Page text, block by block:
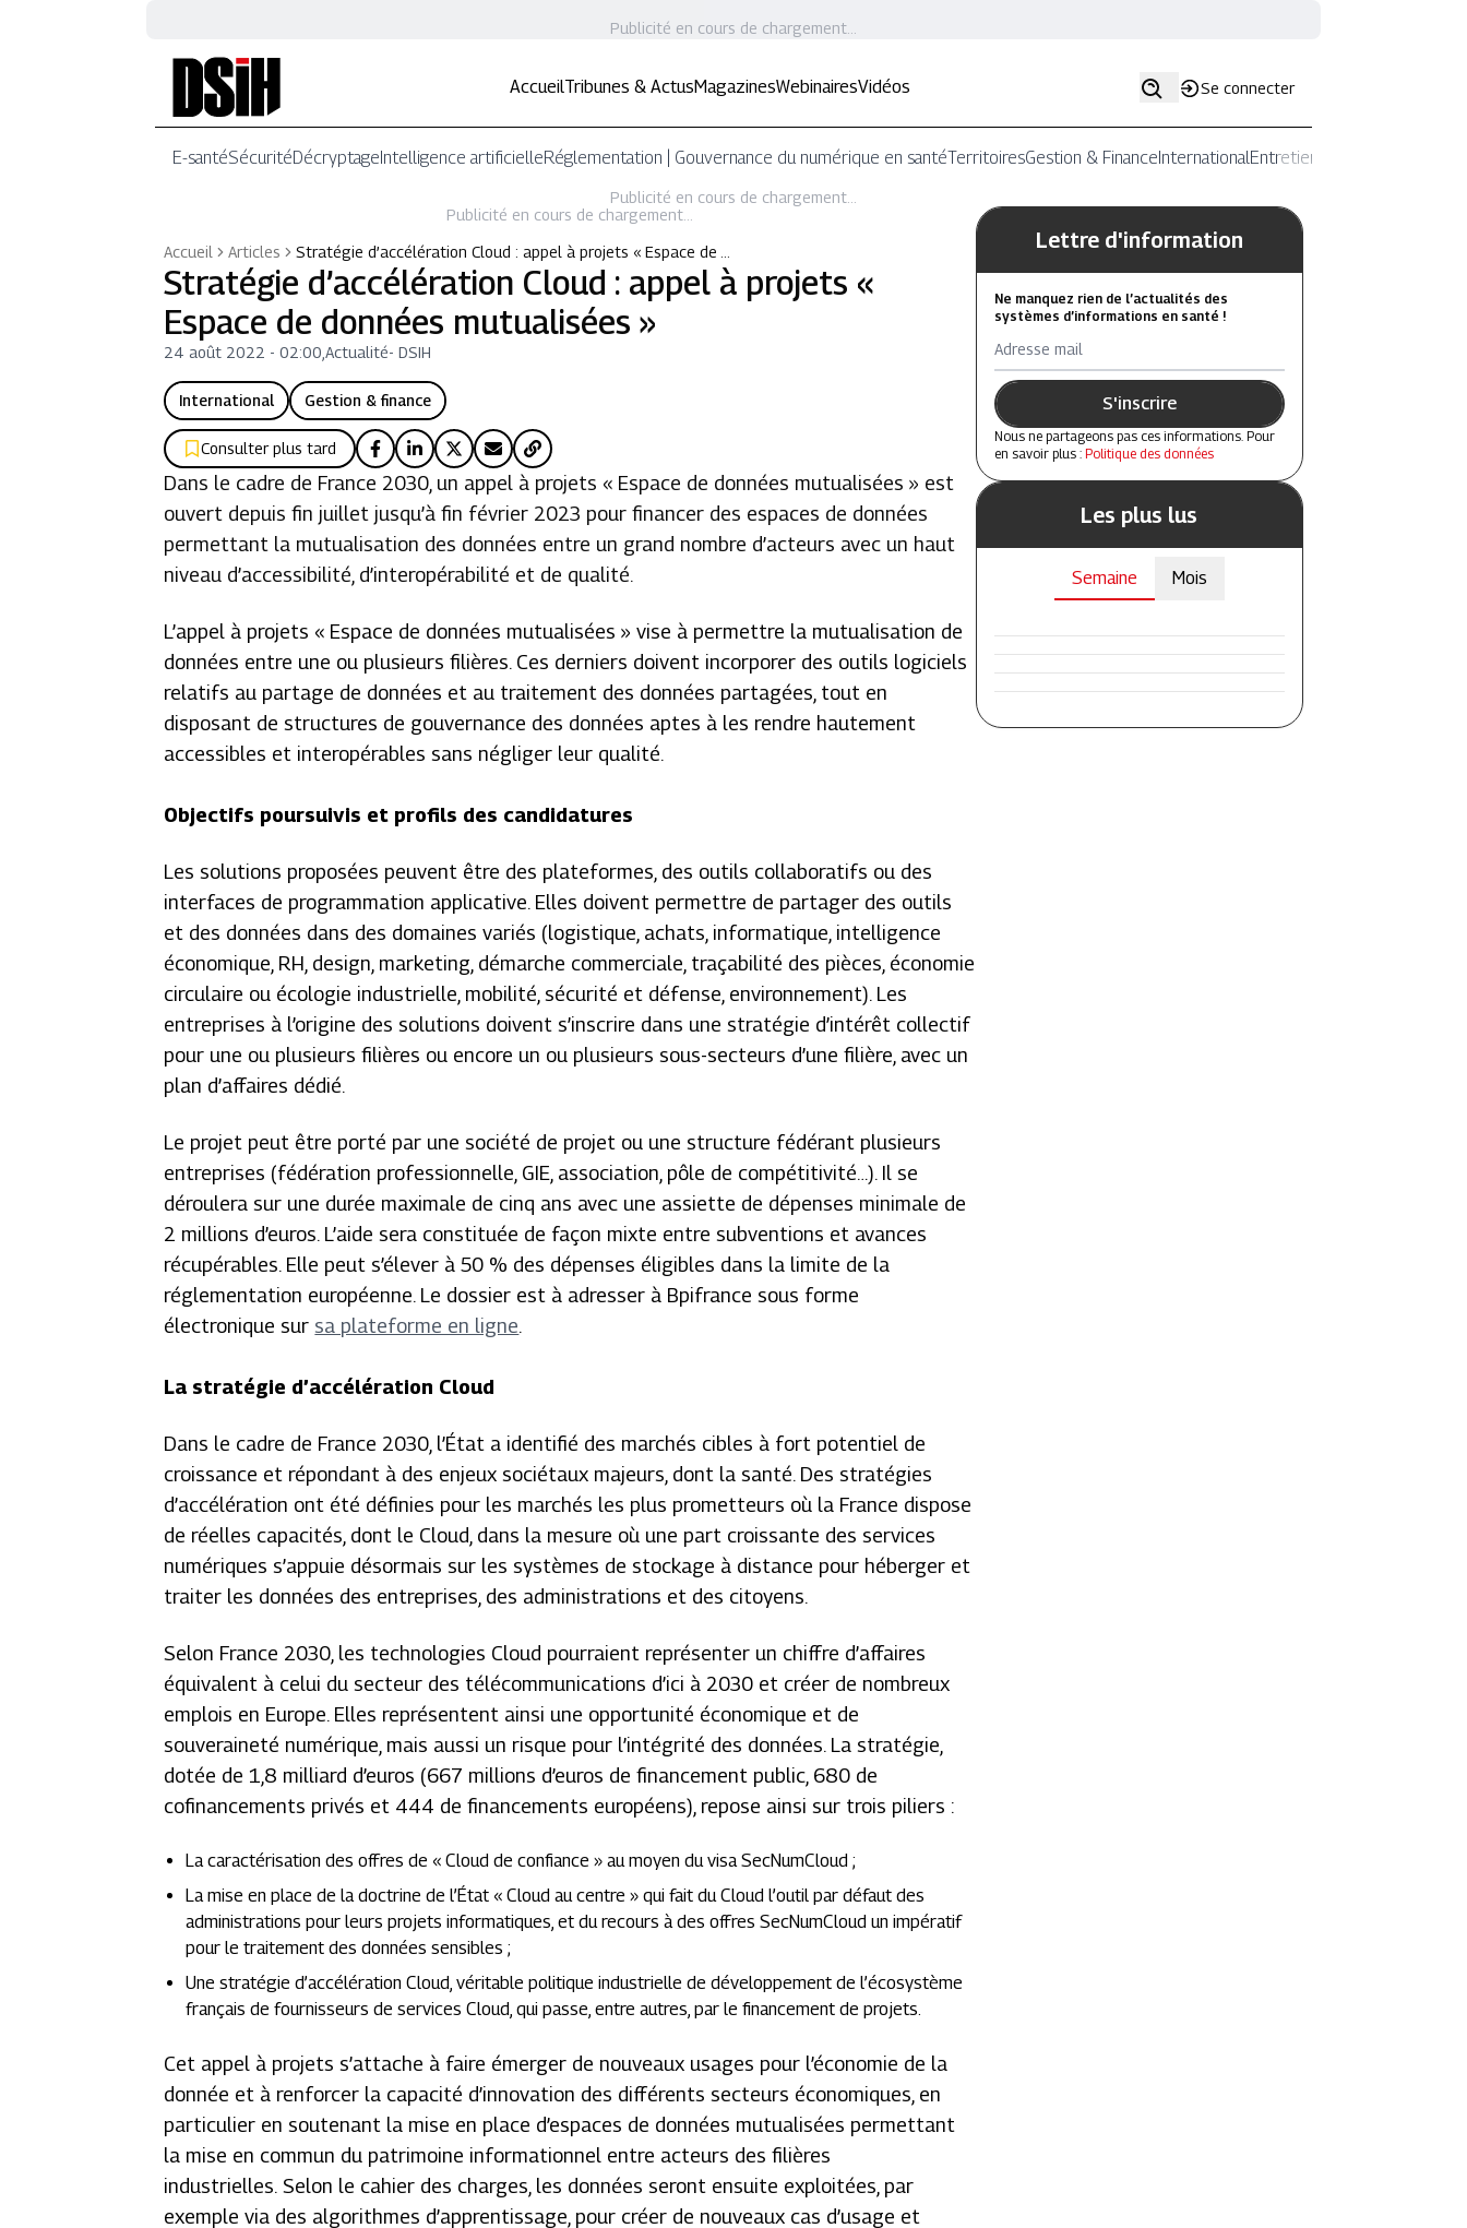
Publicité en cours de chargement...
AccueilTribunes & ActusMagazinesWebinairesVidéos Se connecter
E-santéSécuritéDécryptageIntelligence artificielleRéglementation | Gouvernance du numérique en santéTerritoiresGestion & FinanceInternationalEntretiens
Publicité en cours de chargement...
Publicité en cours de chargement...
Accueil
Articles Stratégie d’accélération Cloud : appel à projets « Espace de …
Stratégie d’accélération Cloud : appel à projets «
Espace de données mutualisées »
24 août 2022 - 02:00 ,Actualité-DSIH
International Gestion & finance
Consulter plus tard
Dans le cadre de France 2030, un appel à projets « Espace de données mutualisées » est
ouvert depuis fin juillet jusqu’à fin février 2023 pour financer des espaces de données
permettant la mutualisation des données entre un grand nombre d’acteurs avec un haut
niveau d’accessibilité, d’interopérabilité et de qualité.
L’appel à projets « Espace de données mutualisées » vise à permettre la mutualisation de
données entre une ou plusieurs filières. Ces derniers doivent incorporer des outils logiciels
relatifs au partage de données et au traitement des données partagées, tout en
disposant de structures de gouvernance des données aptes à les rendre hautement
accessibles et interopérables sans négliger leur qualité.
Objectifs poursuivis et profils des candidatures
Les solutions proposées peuvent être des plateformes, des outils collaboratifs ou des
interfaces de programmation applicative. Elles doivent permettre de partager des outils
et des données dans des domaines variés (logistique, achats, informatique, intelligence
économique, RH, design, marketing, démarche commerciale, traçabilité des pièces, économie
circulaire ou écologie industrielle, mobilité, sécurité et défense, environnement). Les
entreprises à l’origine des solutions doivent s’inscrire dans une stratégie d’intérêt collectif
pour une ou plusieurs filières ou encore un ou plusieurs sous-secteurs d’une filière, avec un
plan d’affaires dédié.
Le projet peut être porté par une société de projet ou une structure fédérant plusieurs
entreprises (fédération professionnelle, GIE, association, pôle de compétitivité…). Il se
déroulera sur une durée maximale de cinq ans avec une assiette de dépenses minimale de
2 millions d’euros. L’aide sera constituée de façon mixte entre subventions et avances
récupérables. Elle peut s’élever à 50 % des dépenses éligibles dans la limite de la
réglementation européenne. Le dossier est à adresser à Bpifrance sous forme
électronique sur sa plateforme en ligne.
La stratégie d’accélération Cloud
Dans le cadre de France 2030, l’État a identifié des marchés cibles à fort potentiel de
croissance et répondant à des enjeux sociétaux majeurs, dont la santé. Des stratégies
d’accélération ont été définies pour les marchés les plus prometteurs où la France dispose
de réelles capacités, dont le Cloud, dans la mesure où une part croissante des services
numériques s’appuie désormais sur les systèmes de stockage à distance pour héberger et
traiter les données des entreprises, des administrations et des citoyens.
Selon France 2030, les technologies Cloud pourraient représenter un chiffre d’affaires
équivalent à celui du secteur des télécommunications d’ici à 2030 et créer de nombreux
emplois en Europe. Elles représentent ainsi une opportunité économique et de
souveraineté numérique, mais aussi un risque pour l’intégrité des données. La stratégie,
dotée de 1,8 milliard d’euros (667 millions d’euros de financement public, 680 de
cofinancements privés et 444 de financements européens), repose ainsi sur trois piliers :
La caractérisation des offres de « Cloud de confiance » au moyen du visa SecNumCloud ;
La mise en place de la doctrine de l’État « Cloud au centre » qui fait du Cloud l’outil par défaut des
administrations pour leurs projets informatiques, et du recours à des offres SecNumCloud un impératif
pour le traitement des données sensibles ;
Une stratégie d’accélération Cloud, véritable politique industrielle de développement de l’écosystème
français de fournisseurs de services Cloud, qui passe, entre autres, par le financement de projets.
Cet appel à projets s’attache à faire émerger de nouveaux usages pour l’économie de la
donnée et à renforcer la capacité d’innovation des différents secteurs économiques, en
particulier en soutenant la mise en place d’espaces de données mutualisées permettant
la mise en commun du patrimoine informationnel entre acteurs des filières
industrielles. Selon le cahier des charges, les données seront ensuite exploitées, par
exemple via des algorithmes d’apprentissage, pour créer de nouveaux cas d’usage et
Lettre d'information
Ne manquez rien de l’actualités des
systèmes d’informations en santé !
Adresse mail
S'inscrire
Nous ne partageons pas ces informations. Pour
en savoir plus : Politique des données
Les plus lus
Semaine Mois